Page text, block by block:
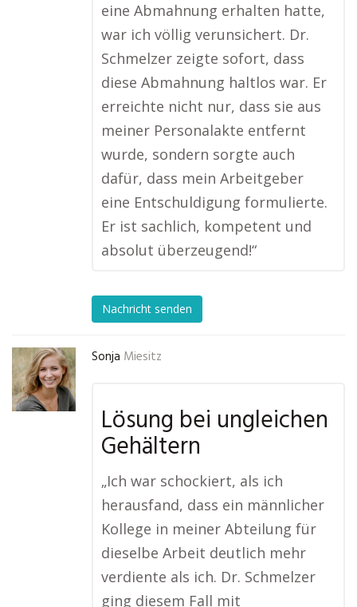
eine Abmahnung erhalten hatte,
war ich völlig verunsichert. Dr.
Schmelzer zeigte sofort, dass
diese Abmahnung haltlos war. Er
erreichte nicht nur, dass sie aus
meiner Personalakte entfernt
wurde, sondern sorgte auch
dafür, dass mein Arbeitgeber
eine Entschuldigung formulierte.
Er ist sachlich, kompetent und
absolut überzeugend!“
Nachricht senden
Sonja Miesitz
Lösung bei ungleichen
Gehältern
„Ich war schockiert, als ich
herausfand, dass ein männlicher
Kollege in meiner Abteilung für
dieselbe Arbeit deutlich mehr
verdiente als ich. Dr. Schmelzer
ging diesem Fall mit